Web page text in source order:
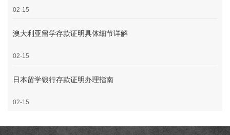
02-15
澳大利亚留学存款证明具体细节详解
02-15
日本留学银行存款证明办理指南
02-15